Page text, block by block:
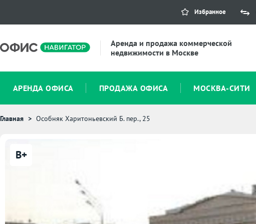
Избранное
Аренда и продажа коммерческой
недвижимости в Москве
АРЕНДА ОФИСА ПРОДАЖА ОФИСА МОСКВА-СИТИ
Главная Особняк Харитоньевский Б. пер., 25
B+